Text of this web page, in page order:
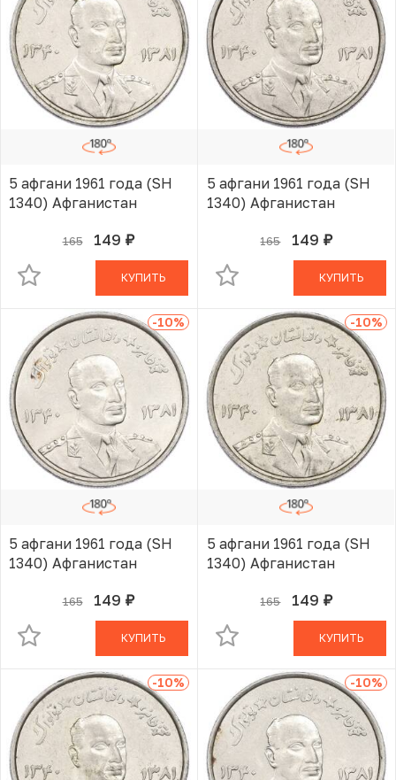
5 афгани 1961 года (SH
1340) Афганистан
165 149 руб.
В КОРЗИНЕ
КУПИТЬ
5 афгани 1961 года (SH
1340) Афганистан
165 149 руб.
В КОРЗИНЕ
КУПИТЬ
-10%
5 афгани 1961 года (SH
1340) Афганистан
165 149 руб.
В КОРЗИНЕ
КУПИТЬ
-10%
5 афгани 1961 года (SH
1340) Афганистан
165 149 руб.
В КОРЗИНЕ
КУПИТЬ
-10% -10%